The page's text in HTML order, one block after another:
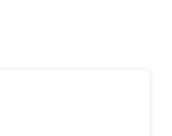
quà tặng sang trọng dành